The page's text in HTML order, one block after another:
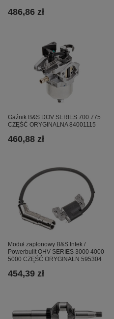
486,86 zł
Gaźnik B&S DOV SERIES 700 775
CZĘŚĆ ORYGINALNA 84001115
460,88 zł
Moduł zapłonowy B&S Intek /
Powerbuilt OHV SERIES 3000 4000
5000 CZĘŚĆ ORYGINALN 595304
454,39 zł